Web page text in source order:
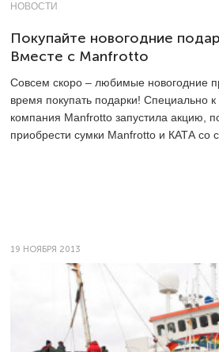
НОВОСТИ
Покупайте новогодние
Вместе с Manfrotto
Совсем скоро – любимые новогодние
время покупать подарки! Специально
компания Manfrotto запустила акцию,
приобрести сумки Manfrotto и КАТА со
19 НОЯБРЯ 2013